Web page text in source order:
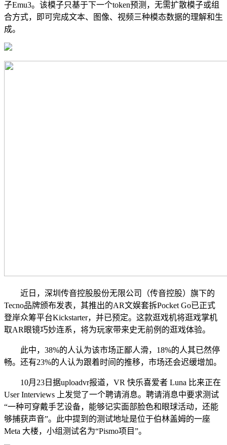
子Emu3。该模子只基于下一个token预测，无需扩散模子或组
合方式，即可完成文本、图像、视频三种模态数据的理解和生
成。
近日，深圳传音控股股份无限公司（传音控股）旗下的
Tecno品牌颁布发表，其推出的AR文娱套拆Pocket Go已正式
登岸众筹平台Kickstarter，并已预定。这款逛戏机将逛戏掌机
取AR眼镜巧妙连系，将为玩家带来史无前例的逛戏体验。
此中，38%的人认为该市场正鄙人滑，18%的人其已然停
畅。还有23%的人认为跟着时间的推移，市场还会迟缓增加。
10月23日据uploadvr报道，VR 快乐喜爱者 Luna 比来正在
User Interviews 上发觉了一个聘请消息。聘请消息中要求测试
“一种可穿戴手艺设备，能够记实面部脸色和眼球活动，还能
够捕获声音”。此中提到的测试地址是位于伯林盖姆的一座
Meta 大楼，小组测试名为“Pismo项目”。